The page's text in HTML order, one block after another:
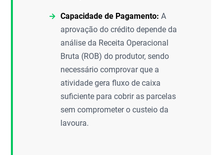
Capacidade de Pagamento: A
aprovação do crédito depende da
análise da Receita Operacional
Bruta (ROB) do produtor, sendo
necessário comprovar que a
atividade gera fluxo de caixa
suficiente para cobrir as parcelas
sem comprometer o custeio da
lavoura.